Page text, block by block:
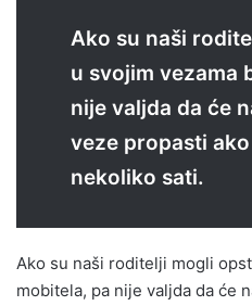
Ako su naši
u svojim vezama
nije valjda da će
veze propasti
nekoliko sati.
Ako su naši roditelji mogli
mobitela, pa nije valjda da će